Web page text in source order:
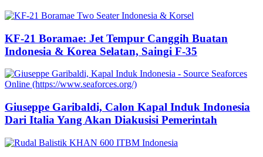
KF-21 Boramae: Jet Tempur Canggih Buatan
Indonesia & Korea Selatan, Saingi F-35
Giuseppe Garibaldi, Calon Kapal Induk Indonesia
Dari Italia Yang Akan Diakusisi Pemerintah